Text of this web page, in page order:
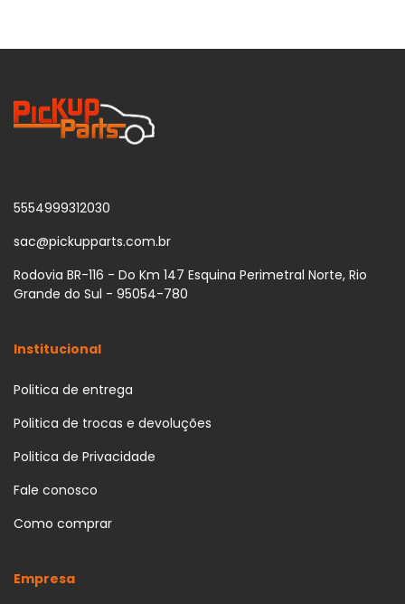
5554999312030
sac@pickupparts.com.br
Rodovia BR-116 - Do Km 147 Esquina Perimetral Norte, Rio
Grande do Sul - 95054-780
Institucional
Politica de entrega
Politica de trocas e devoluções
Politica de Privacidade
Fale conosco
Como comprar
Empresa